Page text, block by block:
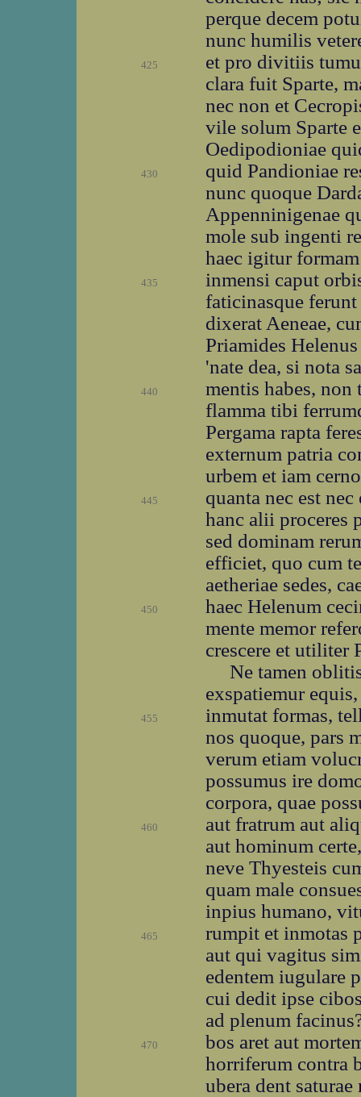
perque decem
nunc humilis
425
et pro divitiis
clara fuit Sparte,
nec non et
vile solum Sparte
Oedipodioniae
430
quid Pandioniae
nunc quoque
Appenninigenae
mole sub ingenti
haec igitur
435
inmensi caput
faticinasque
dixerat Aeneae,
Priamides
'nate dea, si nota
440
mentis habes, non
flamma tibi
Pergama rapta
externum patria
urbem et iam
445
quanta nec est
hanc alii proceres
sed dominam
efficiet, quo cum
aetheriae sedes,
450
haec Helenum
mente memor
crescere et utiliter
Ne tamen
exspatiemur
455
inmutat formas,
nos quoque, pars
verum etiam
possumus ire
corpora, quae
460
aut fratrum aut
aut hominum
neve Thyesteis
quam male
inpius humano,
465
rumpit et inmotas
aut qui vagitus
edentem iugulare
cui dedit ipse
ad plenum
470
bos aret aut
horriferum contra
ubera dent